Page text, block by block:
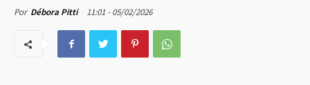
Por Débora Pitti 11:01 - 05/02/2026